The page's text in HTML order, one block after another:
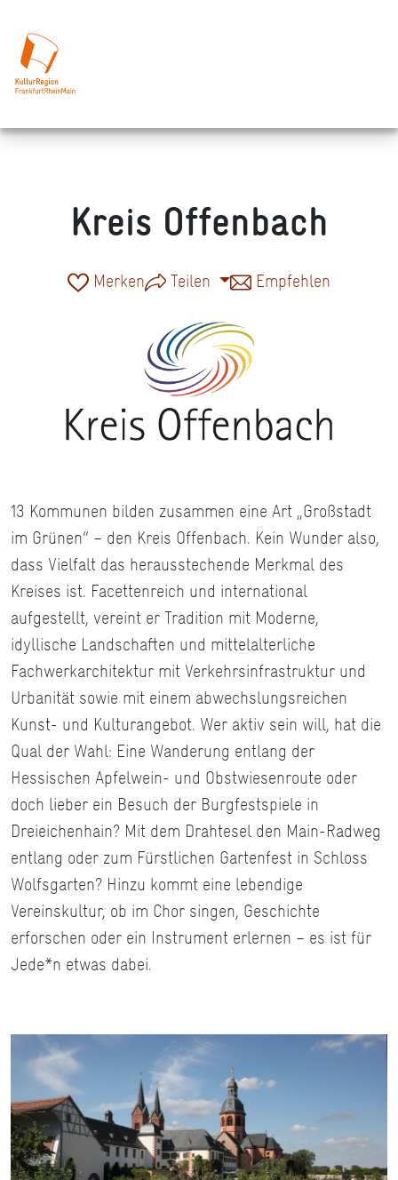
Kreis Offenbach
Merken Teilen Empfehlen
13 Kommunen bilden zusammen eine Art „Großstadt
im Grünen“ – den Kreis Offenbach. Kein Wunder also,
dass Vielfalt das herausstechende Merkmal des
Kreises ist. Facettenreich und international
aufgestellt, vereint er Tradition mit Moderne,
idyllische Landschaften und mittelalterliche
Fachwerkarchitektur mit Verkehrsinfrastruktur und
Urbanität sowie mit einem abwechslungsreichen
Kunst- und Kulturangebot. Wer aktiv sein will, hat die
Qual der Wahl: Eine Wanderung entlang der
Hessischen Apfelwein- und Obstwiesenroute oder
doch lieber ein Besuch der Burgfestspiele in
Dreieichenhain? Mit dem Drahtesel den Main-Radweg
entlang oder zum Fürstlichen Gartenfest in Schloss
Wolfsgarten? Hinzu kommt eine lebendige
Vereinskultur, ob im Chor singen, Geschichte
erforschen oder ein Instrument erlernen – es ist für
Jede*n etwas dabei.